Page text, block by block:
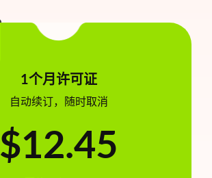
1个月许可证
自动续订，随时取消
$12.45